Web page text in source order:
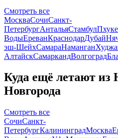
Смотреть все
МоскваСочиСанкт-
ПетербургАнтальяСтамбул
ВодыЕреванКраснодарДубай
эш-ШейхСамараНаманган
АлтайскСамаркандВолгоград
Куда ещё летают из
Новгорода
Смотреть все
СочиСанкт-
ПетербургКалининградМосква